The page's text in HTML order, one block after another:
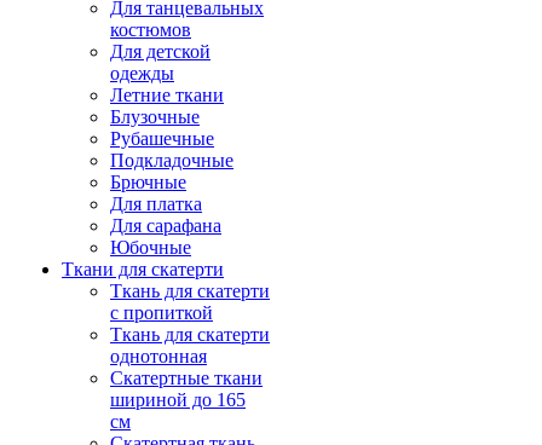
Для танцевальных
костюмов
Для детской
одежды
Летние ткани
Блузочные
Рубашечные
Подкладочные
Брючные
Для платка
Для сарафана
Юбочные
Ткани для скатерти
Ткань для скатерти
с пропиткой
Ткань для скатерти
однотонная
Скатертные ткани
шириной до 165
см